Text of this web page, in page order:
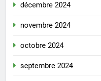
décembre 2024
novembre 2024
octobre 2024
septembre 2024